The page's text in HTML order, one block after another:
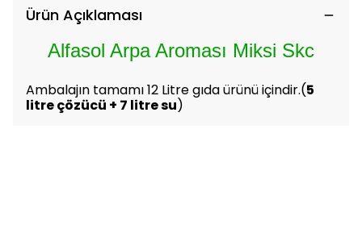
Ürün Açıklaması
Alfasol Arpa Aroması Miksi Skc
Ambalajın tamamı 12 Litre gıda ürünü içindir.(5
litre çözücü + 7 litre su)